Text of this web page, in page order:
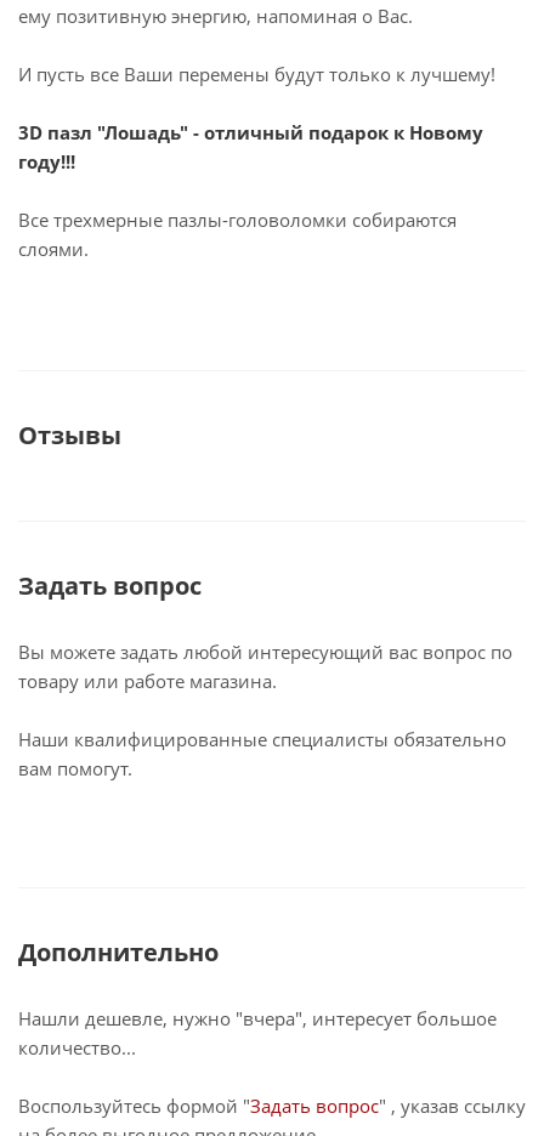
ему позитивную энергию, напоминая о Вас.
И пусть все Ваши перемены будут только к лучшему!
3D пазл "Лошадь" - отличный подарок к Новому
году!!!
Все трехмерные пазлы-головоломки собираются
слоями.
Отзывы
Задать вопрос
Вы можете задать любой интересующий вас вопрос по
товару или работе магазина.
Наши квалифицированные специалисты обязательно
вам помогут.
Дополнительно
Нашли дешевле, нужно "вчера", интересует большое
количество...
Воспользуйтесь формой "Задать вопрос" , указав ссылку